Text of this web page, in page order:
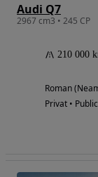
Audi Q7
2967 cm3 • 245 CP
210 000
Roman
Privat •